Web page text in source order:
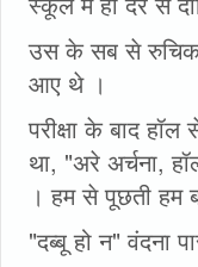
उस के सब से
आए थे ।
परीक्षा के बाद
था, "अरे अर्चना,
। हम से पूछती हम
"दब्बू हो न" वंदना